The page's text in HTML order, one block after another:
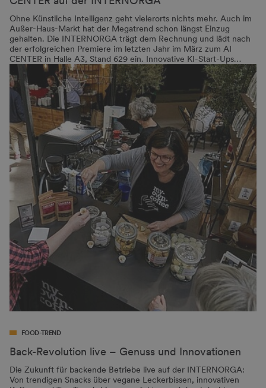
Ohne Künstliche Intelligenz geht vielerorts nichts mehr. Auch im
Außer-Haus-Markt hat der Megatrend schon längst Einzug
gehalten. Die INTERNORGA trägt dem Rechnung und lädt nach
der erfolgreichen Premiere im letzten Jahr im März zum AI
CENTER in Halle A3, Stand 629 ein. Innovative KI-Start-Ups…
FOOD-TREND
Back-Revolution live – Genuss und Innovationen
Die Zukunft für backende Betriebe live auf der INTERNORGA:
Von trendigen Snacks über vegane Leckerbissen, innovativen